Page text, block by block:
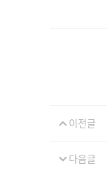
이전글
다음글